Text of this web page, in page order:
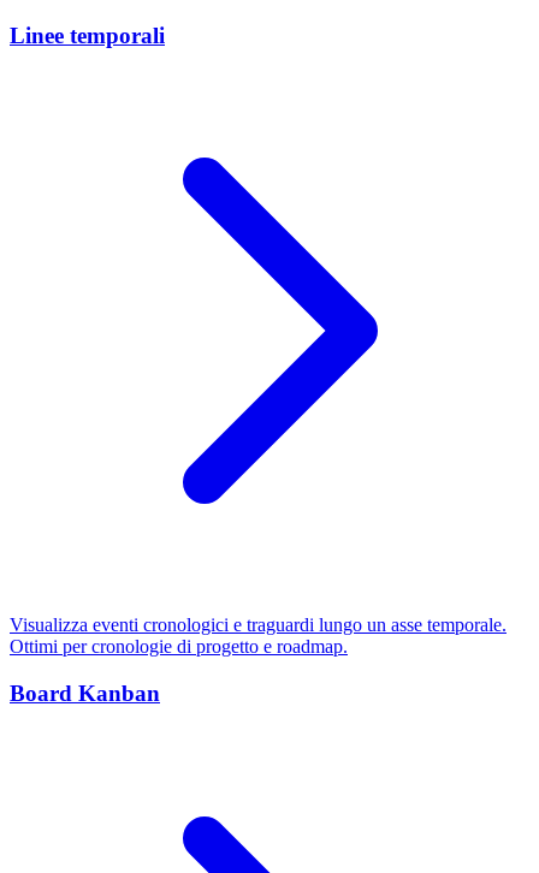
Linee temporali
Visualizza eventi cronologici e traguardi lungo un asse temporale.
Ottimi per cronologie di progetto e roadmap.
Board Kanban